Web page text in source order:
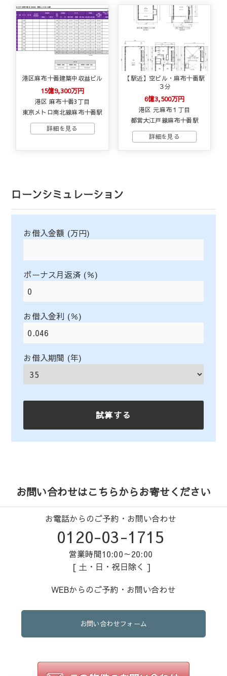
港区麻布十番建築中収益ビル
15億9,300万円
港区 麻布十番3丁目
東京メトロ南北線麻布十番駅
【駅近】空ビル・麻布十番駅
３分
6億3,500万円
港区 元麻布１丁目
都営大江戸線麻布十番駅
ローンシミュレーション
お借入金額 (万円)
ボーナス月返済 (％)
お借入金利 (％)
お借入期間 (年)
お問い合わせはこちらからお寄せください
お電話からのご予約・お問い合わせ
0120-03-1715
営業時間10:00～20:00
[ 土・日・祝日除く ]
WEBからのご予約・お問い合わせ
お問い合わせフォーム